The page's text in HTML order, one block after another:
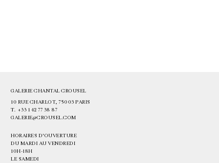
GALERIE CHANTAL CROUSEL
10 RUE CHARLOT, 75003 PARIS
T. +33 1 42 77 38 87
GALERIE@CROUSEL.COM
HORAIRES D'OUVERTURE
DU MARDI AU VENDREDI
10H-18H
LE SAMEDI